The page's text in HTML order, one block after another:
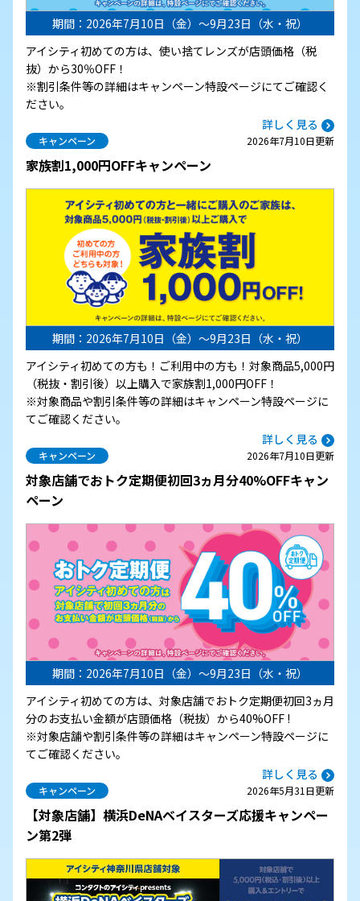
期間：2026年7月10日（金）～9月23日（水・祝）
アイシティ初めての方は、使い捨てレンズが店頭価格（税
抜）から30％OFF！
※割引条件等の詳細はキャンペーン特設ページにてご確認く
ださい。
詳しく見る
キャンペーン 2026年7月10日更新
家族割1,000円OFFキャンペーン
期間：2026年7月10日（金）～9月23日（水・祝）
アイシティ初めての方も！ご利用中の方も！対象商品5,000円
（税抜・割引後）以上購入で家族割1,000円OFF！
※対象商品や割引条件等の詳細はキャンペーン特設ページに
てご確認ください。
詳しく見る
キャンペーン 2026年7月10日更新
対象店舗でおトク定期便初回3ヵ月分40%OFFキャン
ペーン
期間：2026年7月10日（金）～9月23日（水・祝）
アイシティ初めての方は、対象店舗でおトク定期便初回3ヵ月
分のお支払い金額が店頭価格（税抜）から40%OFF !
※対象店舗や割引条件等の詳細はキャンペーン特設ページに
てご確認ください。
詳しく見る
キャンペーン 2026年5月31日更新
【対象店舗】横浜DeNAベイスターズ応援キャンペー
ン第2弾